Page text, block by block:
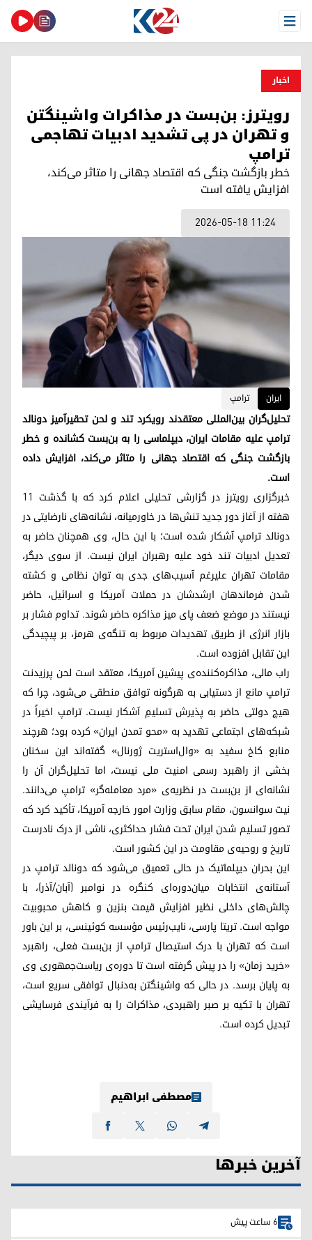
Open Menu
اخبار
رویترز: بن‌بست در مذاکرات واشینگتن
و تهران در پی تشدید ادبیات تهاجمی
ترامپ
خطر بازگشت جنگی که اقتصاد جهانی را متاثر می‌کند،
افزایش یافته است
2026-05-18 11:24
ایران ترامپ
تحلیل‌گران بین‌المللی معتقدند رویکرد تند و لحن تحقیرآمیز دونالد
ترامپ علیه مقامات ایران، دیپلماسی را به بن‌بست کشانده و خطر
بازگشت جنگی که اقتصاد جهانی را متاثر می‌کند، افزایش داده
است.
خبرگزاری رویترز در گزارشی تحلیلی اعلام کرد که با گذشت ۱۱
هفته از آغاز دور جدید تنش‌ها در خاورمیانه، نشانه‌های نارضایتی در
دونالد ترامپ آشکار شده است؛ با این حال، وی همچنان حاضر به
تعدیل ادبیات تند خود علیه رهبران ایران نیست. از سوی دیگر،
مقامات تهران علیرغم آسیب‌های جدی به توان نظامی و کشته
شدن فرماندهان ارشدشان در حملات آمریکا و اسرائیل، حاضر
نیستند در موضع ضعف پای میز مذاکره حاضر شوند. تداوم فشار بر
بازار انرژی از طریق تهدیدات مربوط به تنگه‌ی هرمز، بر پیچیدگی
این تقابل افزوده است.
راب مالی، مذاکره‌کننده‌ی پیشین آمریکا، معتقد است لحن پرزیدنت
ترامپ مانع از دستیابی به هرگونه توافق منطقی می‌شود، چرا که
هیچ دولتی حاضر به پذیرش تسلیمِ آشکار نیست. ترامپ اخیراً در
شبکه‌های اجتماعی تهدید به «محو تمدن ایران» کرده بود؛ هرچند
منابع کاخ سفید به «وال‌استریت ژورنال» گفته‌اند این سخنان
بخشی از راهبرد رسمی امنیت ملی نیست، اما تحلیل‌گران آن را
نشانه‌ای از بن‌بست در نظریه‌ی «مرد معامله‌گر» ترامپ می‌دانند.
نیت سوانسون، مقام سابق وزارت امور خارجه آمریکا، تأکید کرد که
تصور تسلیم شدن ایران تحت فشار حداکثری، ناشی از درک نادرست
تاریخ و روحیه‌ی مقاومت در این کشور است.
این بحران دیپلماتیک در حالی تعمیق می‌شود که دونالد ترامپ در
آستانه‌ی انتخابات میان‌دوره‌ای کنگره در نوامبر (آبان/آذر)، با
چالش‌های داخلی نظیر افزایش قیمت بنزین و کاهش محبوبیت
مواجه است. تریتا پارسی، نایب‌رئیس مؤسسه کوئینسی، بر این باور
است که تهران با درک استیصال ترامپ از بن‌بست فعلی، راهبرد
«خرید زمان» را در پیش گرفته است تا دوره‌ی ریاست‌جمهوری وی
به پایان برسد. در حالی که واشینگتن به‌دنبال توافقی سریع است،
تهران با تکیه بر صبر راهبردی، مذاکرات را به فرآیندی فرسایشی
تبدیل کرده است.
مصطفی ابراهیم
آخرین خبرها
6 ساعت پیش